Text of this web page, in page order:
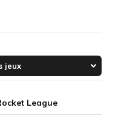
League